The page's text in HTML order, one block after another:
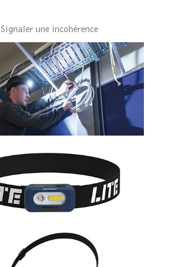
Signaler une incohérence